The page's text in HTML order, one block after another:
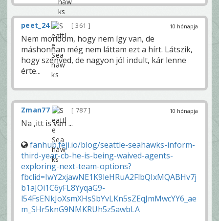
10 hónapja
peet_24 361
Nem mondom, hogy nem így van, de
máshonnan még nem láttam ezt a hírt. Látszik,
hogy szenved, de nagyon jól indult, kár lenne
érte...
10 hónapja
Zman77 787
Na ,itt is van ...
fanhub.feji.io/blog/seattle-seahawks-inform-
third-year-cb-he-is-being-waived-agents-
exploring-next-team-options?
fbclid=IwY2xjawNE1K9leHRuA2FlbQIxMQABHv7j
b1aJOi1C6yFL8YyqaG9-
l54FsENkJoXsmXHsSbYvLKn5sZEqJmMwcYY6_ae
m_SHr5knG9NMKRUh5z5awbLA